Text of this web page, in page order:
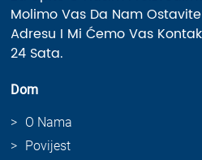
Molimo Vas Da Nam
Adresu I Mi Ćemo Vas
24 Sata.
Dom
O Nama
Povijest